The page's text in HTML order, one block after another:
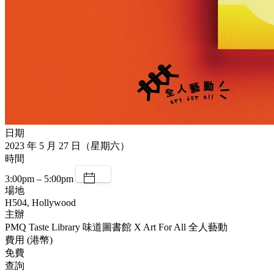
日期
2023 年 5 月 27 日（星期六）
時間
3:00pm – 5:00pm
場地
H504, Hollywood
主辦
PMQ Taste Library 味道圖書館 X Art For All 全人藝動
費用 (港幣)
免費
查詢